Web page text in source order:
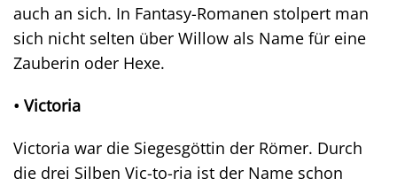
auch an sich. In Fantasy-Romanen stolpert man
sich nicht selten über Willow als Name für eine
Zauberin oder Hexe.
• Victoria
Victoria war die Siegesgöttin der Römer. Durch
die drei Silben Vic-to-ria ist der Name schon